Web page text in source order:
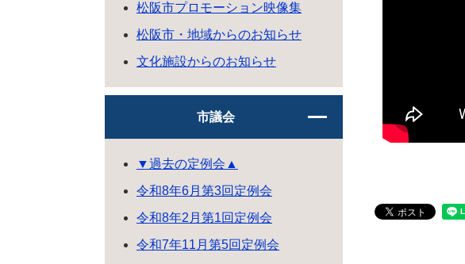
松阪市プロモーション映像集
松阪市・地域からのお知らせ
文化施設からのお知らせ
市議会
▼過去の定例会▲
令和8年6月第3回定例会
令和8年2月第1回定例会
令和7年11月第5回定例会